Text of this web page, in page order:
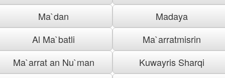
Ma`dan
Madaya
Al Ma`batli
Ma`arratmisrin
Ma`arrat an Nu`man
Kuwayris Sharqi